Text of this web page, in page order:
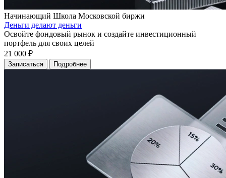
Начинающий Школа Московской биржи
Деньги делают деньги
Освойте фондовый рынок и создайте инвестиционный
портфель для своих целей
21 000 ₽
Записаться Подробнее